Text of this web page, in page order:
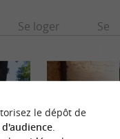
Se loger Se
le dépôt de
.